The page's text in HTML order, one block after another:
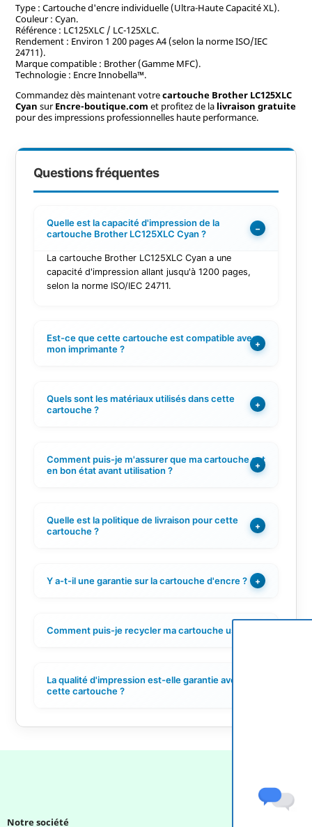
Type : Cartouche d'encre individuelle (Ultra-Haute Capacité XL).
Couleur : Cyan.
Référence : LC125XLC / LC-125XLC.
Rendement : Environ 1 200 pages A4 (selon la norme ISO/IEC
24711).
Marque compatible : Brother (Gamme MFC).
Technologie : Encre Innobella™.
Commandez dès maintenant votrecartouche Brother LC125XLC
Cyan surEncre-boutique.com et profitez de la livraison gratuite
pour des impressions professionnelles haute performance.
Questions fréquentes
Quelle est la capacité d'impression de la
cartouche Brother LC125XLC Cyan ?
−
La cartouche Brother LC125XLC Cyan a une
capacité d'impression allant jusqu'à 1200 pages,
selon la norme ISO/IEC 24711.
Est-ce que cette cartouche est compatible avec
mon imprimante ?
+
Quels sont les matériaux utilisés dans cette
cartouche ?
+
Comment puis-je m'assurer que ma cartouche est
en bon état avant utilisation ?
+
Quelle est la politique de livraison pour cette
cartouche ?
+
Y a-t-il une garantie sur la cartouche d'encre ? +
Comment puis-je recycler ma cartouche usagée ?
La qualité d'impression est-elle garantie avec
cette cartouche ?
Notre société